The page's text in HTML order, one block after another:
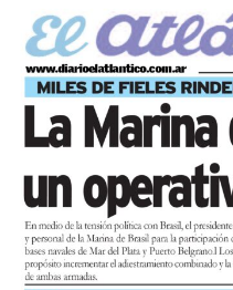
y trabajo, para visibilizar
desocupados.